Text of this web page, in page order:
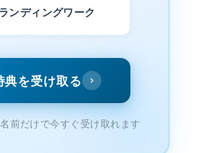
ンディングワーク
典を受け取る
前だけで今すぐ受け取れます